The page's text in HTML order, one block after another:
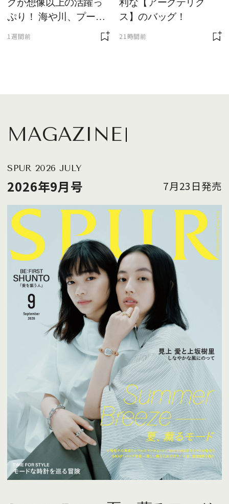
グが想像以上の活躍っ
ぷり！ 海や川、プール
1週間前
利な【アークテリク
ス】のバッグ！
21時間前
MAGAZINE
SPUR 2026 JULY
2026年9月号 7月23日発売